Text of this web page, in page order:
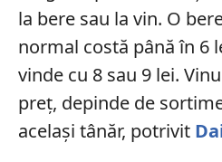
la bere sau la vin. O
normal costă până în 6
vinde cu 8 sau 9 lei.
preț, depinde de
același tânăr, potrivit